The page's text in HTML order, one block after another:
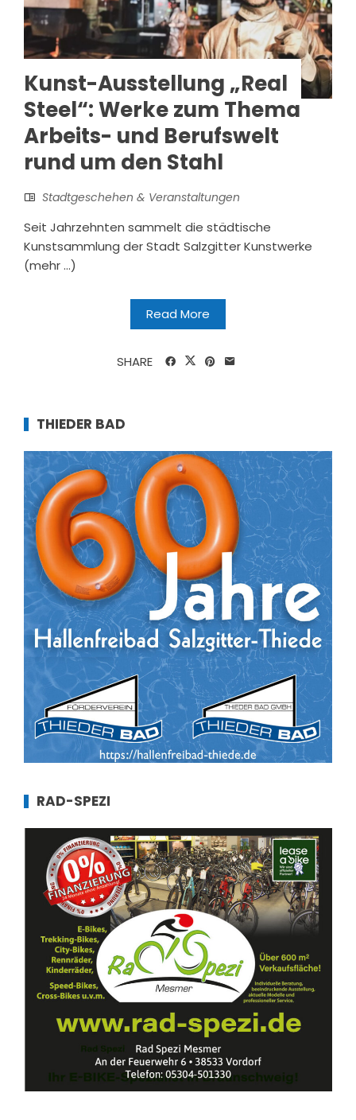
Kunst-Ausstellung „Real
Steel“: Werke zum Thema
Arbeits- und Berufswelt
rund um den Stahl
Stadtgeschehen & Veranstaltungen
Seit Jahrzehnten sammelt die städtische
Kunstsammlung der Stadt Salzgitter Kunstwerke
(mehr …)
Read More
SHARE
THIEDER BAD
RAD-SPEZI